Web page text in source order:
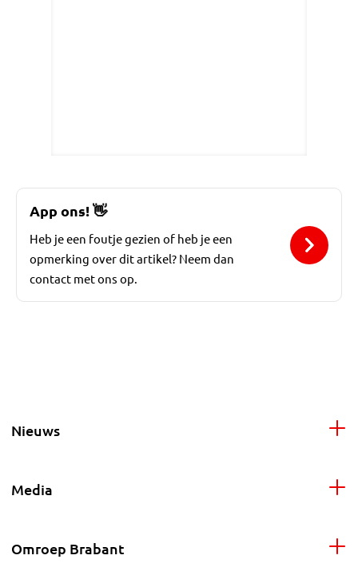
App ons!👋
Heb je een foutje gezien of heb je een
opmerking over dit artikel? Neem dan
contact met ons op.
Nieuws
Media
Omroep Brabant